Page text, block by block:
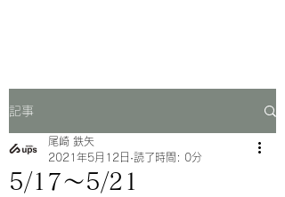
記事
5/17〜5/21
尾崎 鉄矢
2021年5月12日 読了時間: 0分